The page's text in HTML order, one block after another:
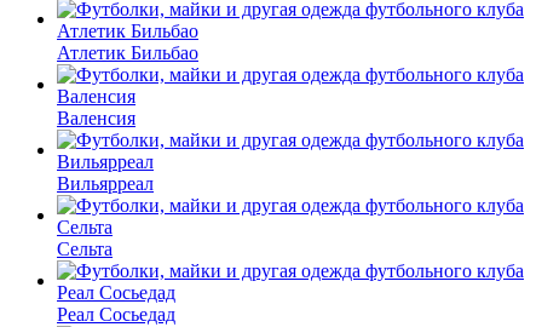
Атлетик Бильбао
Валенсия
Вильярреал
Сельта
Реал Сосьедад